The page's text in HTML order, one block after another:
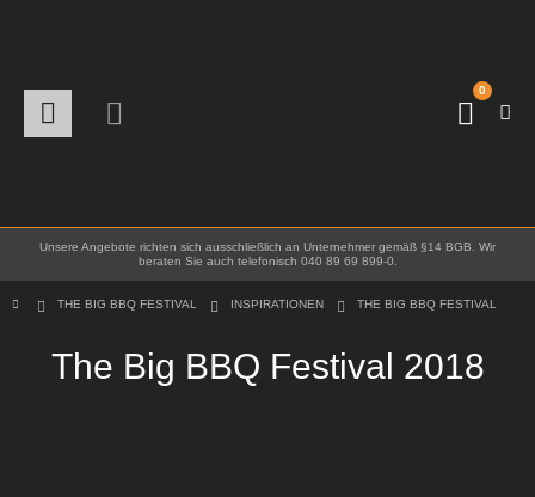
0
Unsere Angebote richten sich ausschließlich an Unternehmer gemäß §14 BGB. Wir
beraten Sie auch telefonisch 040 89 69 899-0.
THE BIG BBQ FESTIVAL INSPIRATIONEN THE BIG BBQ FESTIVAL
The Big BBQ Festival 2018